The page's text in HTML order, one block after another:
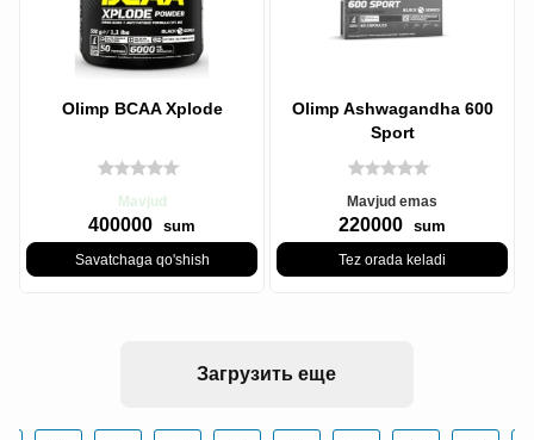
Olimp BCAA Xplode
Mavjud
400000 sum
Savatchaga qo'shish
Olimp Ashwagandha 600
Sport
Mavjud emas
220000 sum
Tez orada keladi
Загрузить еще